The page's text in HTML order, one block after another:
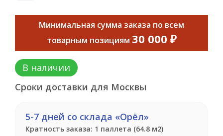
Минимальная сумма заказа по всем
товарным позициям 30 000 ₽
В наличии
Сроки доставки для Москвы
5-7 дней со склада «Орёл»
Кратность заказа: 1 паллета (64.8 м2)